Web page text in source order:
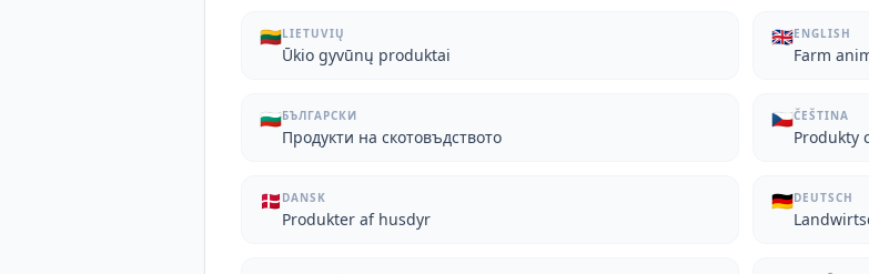
🇱🇹LIETUVIŲ
Ūkio gyvūnų produktai
🇬🇧ENGLISH
Farm
🇧🇬БЪЛГАРСКИ
Продукти на скотовъдството
🇨🇿ČEŠTINA
Produkty
🇩🇰 DANSK
Produkter af husdyr
🇩🇪DEUTSCH